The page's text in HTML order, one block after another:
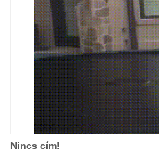
Nincs cím!